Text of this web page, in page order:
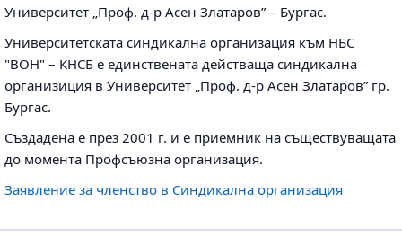
Университет „Проф. д-р Асен Златаров” – Бургас.
Университетската синдикална организация към НБС
"ВОН" – КНСБ е единствената действаща синдикална
организиция в Университет „Проф. д-р Асен Златаров” гр.
Бургас.
Създадена е през 2001 г. и е приемник на съществуващата
до момента Профсъюзна организация.
Заявление за членство в Синдикална организация